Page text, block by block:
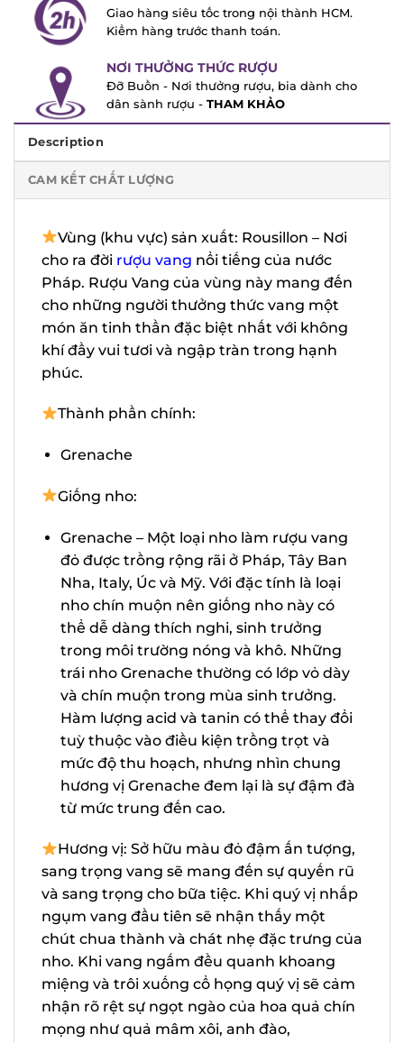
Giao hàng siêu tốc trong nội thành HCM.
Kiểm hàng trước thanh toán.
NƠI THƯỞNG THỨC RƯỢU
Đỡ Buồn - Nơi thưởng rượu, bia dành cho
dân sành rượu -
THAM KHẢO
Description
CAM KẾT CHẤT LƯỢNG
Vùng (khu vực) sản xuất: Rousillon – Nơi
cho ra đời rượu vang nổi tiếng của nước
Pháp. Rượu Vang của vùng này mang
đến cho những người thưởng thức vang
một món ăn tinh thần đặc biệt nhất với
không khí đầy vui tươi và ngập tràn trong
hạnh phúc.
Thành phần chính:
Grenache
Giống nho:
Grenache – Một loại nho làm rượu vang
đỏ được trồng rộng rãi ở Pháp, Tây Ban
Nha, Italy, Úc và Mỹ. Với đặc tính là loại
nho chín muộn nên giống nho này có
thể dễ dàng thích nghi, sinh trưởng
trong môi trường nóng và khô. Những
trái nho Grenache thường có lớp vỏ
dày và chín muộn trong mùa sinh
trưởng. Hàm lượng acid và tanin có thể
thay đổi tuỳ thuộc vào điều kiện trồng
trọt và mức độ thu hoạch, nhưng nhìn
chung hương vị Grenache đem lại là sự
đậm đà từ mức trung đến cao.
Hương vị: Sở hữu màu đỏ đậm ấn
tượng, sang trọng vang sẽ mang đến sự
quyến rũ và sang trọng cho bữa tiệc. Khi
quý vị nhấp ngụm vang đầu tiên sẽ nhận
thấy một chút chua thành và chát nhẹ
đặc trưng của nho. Khi vang ngấm đều
quanh khoang miệng và trôi xuống cổ
họng quý vị sẽ cảm nhận rõ rệt sự ngọt
ngào của hoa quả chín mọng như quả
X